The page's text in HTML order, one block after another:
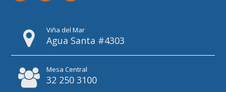
Viña del Mar
Agua Santa #4303
Mesa Central
32 250 3100